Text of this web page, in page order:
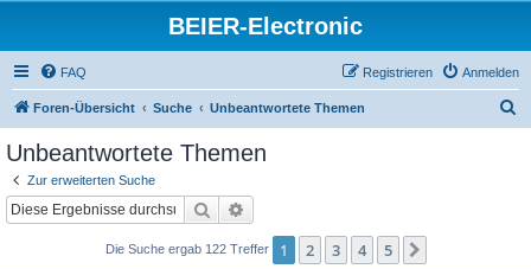
BEIER-Electronic
FAQ Anmelden
Registrieren
Foren-Übersicht Suche Unbeantwortete Themen
Unbeantwortete Themen
Zur erweiterten Suche
Suche
Die Suche ergab 122 Treffer 1 2 3 4 5